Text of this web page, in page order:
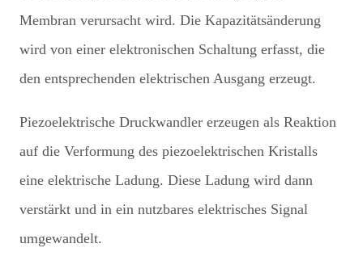
Membran verursacht wird. Die Kapazitätsänderung
wird von einer elektronischen Schaltung erfasst, die
den entsprechenden elektrischen Ausgang erzeugt.
Piezoelektrische Druckwandler erzeugen als Reaktion
auf die Verformung des piezoelektrischen Kristalls
eine elektrische Ladung. Diese Ladung wird dann
verstärkt und in ein nutzbares elektrisches Signal
umgewandelt.